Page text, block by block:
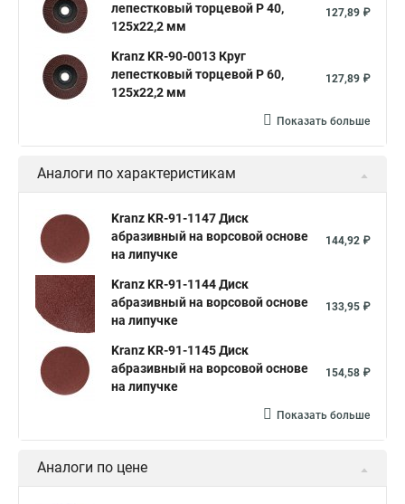
лепестковый торцевой P 40,
125х22,2 мм
127,89 ₽
Kranz KR-90-0013 Круг
лепестковый торцевой P 60,
125х22,2 мм
127,89 ₽
Показать больше
Аналоги по характеристикам
Kranz KR-91-1147 Диск
абразивный на ворсовой основе
на липучке
144,92 ₽
Kranz KR-91-1144 Диск
абразивный на ворсовой основе
на липучке
133,95 ₽
Kranz KR-91-1145 Диск
абразивный на ворсовой основе
на липучке
154,58 ₽
Показать больше
Аналоги по цене